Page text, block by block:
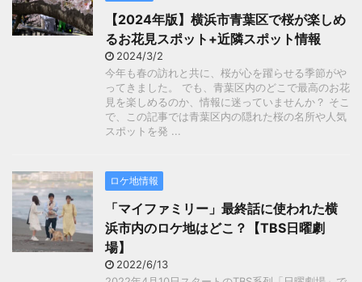
【2024年版】横浜市青葉区で桜が楽しめ
るお花見スポット+近隣スポット情報
2024/3/2
今年も春の訪れと共に、桜が心を躍らせる季節がや
ってきました。 でも、青葉区内のどこで最高のお花
見を楽しめるのか、情報に迷っていませんか？ そこ
で、この記事では青葉区内の隠れた桜の名所や人気
スポットを発 ...
ロケ地情報
「マイファミリー」最終話に使われた横
浜市内のロケ地はどこ？【TBS日曜劇
場】
2022/6/13